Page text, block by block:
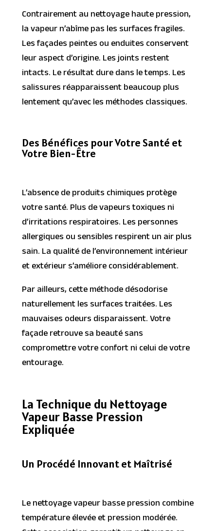
Contrairement au nettoyage haute pression,
la vapeur n’abîme pas les surfaces fragiles.
Les façades peintes ou enduites conservent
leur aspect d’origine. Les joints restent
intacts. Le résultat dure dans le temps. Les
salissures réapparaissent beaucoup plus
lentement qu’avec les méthodes classiques.
Des Bénéfices pour Votre Santé et
Votre Bien-Être
L’absence de produits chimiques protège
votre santé. Plus de vapeurs toxiques ni
d’irritations respiratoires. Les personnes
allergiques ou sensibles respirent un air plus
sain. La qualité de l’environnement intérieur
et extérieur s’améliore considérablement.
Par ailleurs, cette méthode désodorise
naturellement les surfaces traitées. Les
mauvaises odeurs disparaissent. Votre
façade retrouve sa beauté sans
compromettre votre confort ni celui de votre
entourage.
La Technique du Nettoyage
Vapeur Basse Pression
Expliquée
Un Procédé Innovant et Maîtrisé
Le nettoyage vapeur basse pression combine
température élevée et pression modérée.